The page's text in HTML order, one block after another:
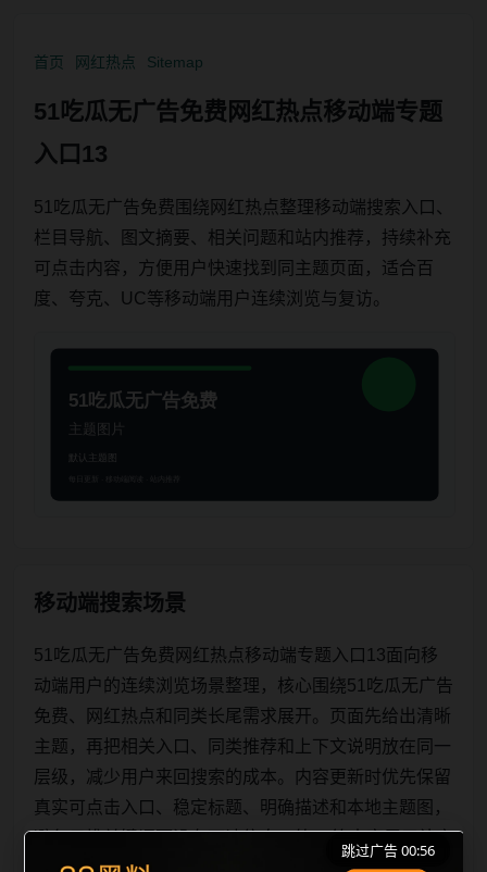
首页 网红热点 Sitemap
51吃瓜无广告免费网红热点移动端专题
入口13
51吃瓜无广告免费围绕网红热点整理移动端搜索入口、
栏目导航、图文摘要、相关问题和站内推荐，持续补充
可点击内容，方便用户快速找到同主题页面，适合百
度、夸克、UC等移动端用户连续浏览与复访。
移动端搜索场景
51吃瓜无广告免费网红热点移动端专题入口13面向移
动端用户的连续浏览场景整理，核心围绕51吃瓜无广告
免费、网红热点和同类长尾需求展开。页面先给出清晰
主题，再把相关入口、同类推荐和上下文说明放在同一
层级，减少用户来回搜索的成本。内容更新时优先保留
真实可点击入口、稳定标题、明确描述和本地主题图，
避免只堆关键词而没有可读信息。第13篇内容用于补齐
栏目深度，同时帮助 sitemap、栏目页、首页推荐形成
跳过广告 00:56